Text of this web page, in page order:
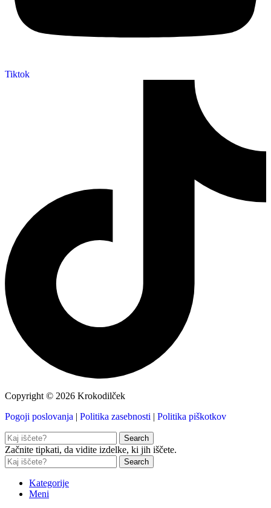
Tiktok
Copyright © 2026 Krokodilček
Pogoji poslovanja | Politika zasebnosti | Politika piškotkov
Search
Začnite tipkati, da vidite izdelke, ki jih iščete.
Search
Kategorije
Meni